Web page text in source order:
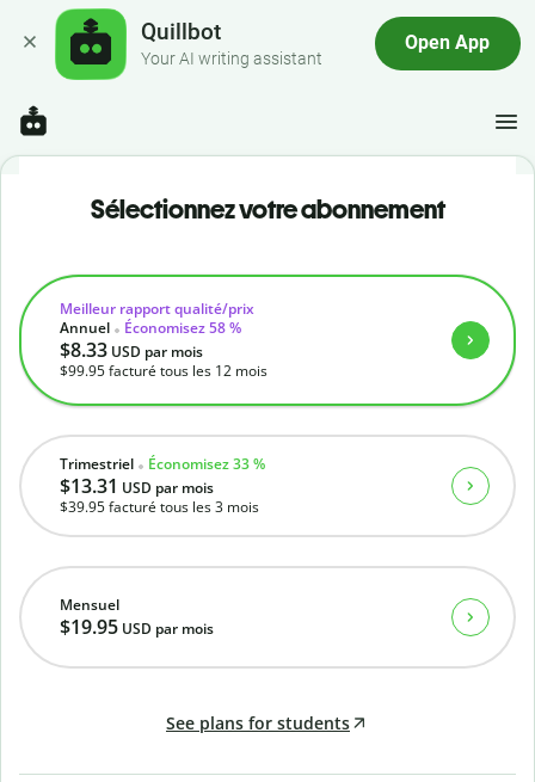
Quillbot
Your AI writing assistant
Open App
Sélectionnez votre abonnement
Mensuel
$19.95 USD par mois
Trimestriel Économisez 33 %
$13.31 USD par mois
$39.95facturé tous les 3 mois
Meilleur rapport qualité/prix
Annuel
Économisez 58 %
$8.33 USD par mois
$99.95facturé tous les 12 mois
See plans for students